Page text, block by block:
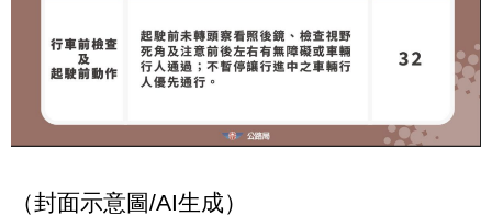
（封面示意圖/AI生成）